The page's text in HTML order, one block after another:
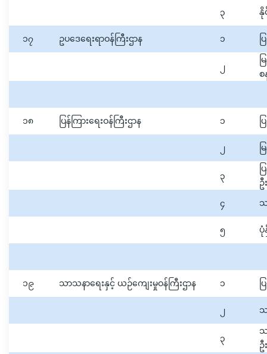
၃ နို
၁၇ ဥပဒေရေးရာဝန်ကြီးဌာန ၁
၂
စ
၁၈ ပြန်ကြားရေးဝန်ကြီးဌာန ၁
၂
၃
ဦ
၄
၅ ပုံ
၁၉ သာသနာရေးနှင့် ယဉ်ကျေးမှုဝန်ကြီးဌာန ၁
၂ သ
၃
သ
ဦ